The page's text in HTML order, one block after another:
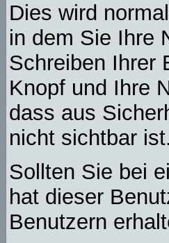
Dies wird
in dem Sie Ihre
Schreiben Ihrer
Knopf und Ihre
dass aus
nicht sichtbar ist.
Sollten Sie bei
hat dieser
Benutzern